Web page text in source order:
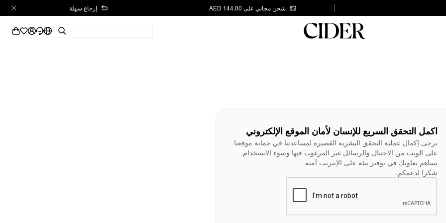
شحن مجاني على AED 144.00 إرجاع سهلة
اكمل التحقق السريع للإنسان لأمان الموقع الإلكتروني
يرجى إكمال عملية التحقق البشرية القصيرة لمساعدتنا في حماية موقعنا
على الويب من الاحتيال والرسائل غير المرغوب فيها وسوء الاستخدام.
تساهم تعاونك في توفير بيئة على الإنترنت آمنة.
شكرا لدعمكم.